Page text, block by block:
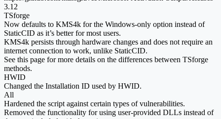
3.12
TSforge
Now defaults to KMS4k for the Windows-only option instead of
StaticCID as it’s better for most users.
KMS4k persists through hardware changes and does not require an
internet connection to work, unlike StaticCID.
See this page for more details on the differences between TSforge
methods.
HWID
Changed the Installation ID used by HWID.
All
Hardened the script against certain types of vulnerabilities.
Removed the functionality for using user-provided DLLs instead of